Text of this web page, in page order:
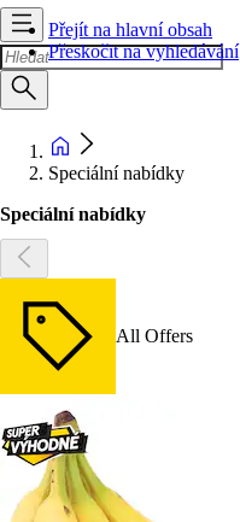
Přejít na hlavní obsah
Přeskočit na vyhledávání
Speciální nabídky
Speciální nabídky
All Offers